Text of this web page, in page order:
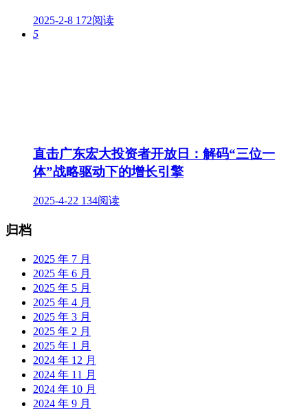
2025-2-8 172阅读
5
直击广东宏大投资者开放日：解码“三位一
体”战略驱动下的增长引擎
2025-4-22 134阅读
归档
2025 年 7 月
2025 年 6 月
2025 年 5 月
2025 年 4 月
2025 年 3 月
2025 年 2 月
2025 年 1 月
2024 年 12 月
2024 年 11 月
2024 年 10 月
2024 年 9 月